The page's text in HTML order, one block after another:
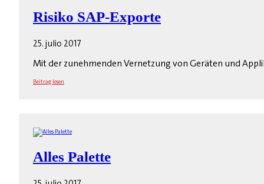
Risiko SAP-Exporte
25. julio 2017
Mit der zunehmenden Vernetzung von Geräten und
Beitrag lesen
Alles Palette